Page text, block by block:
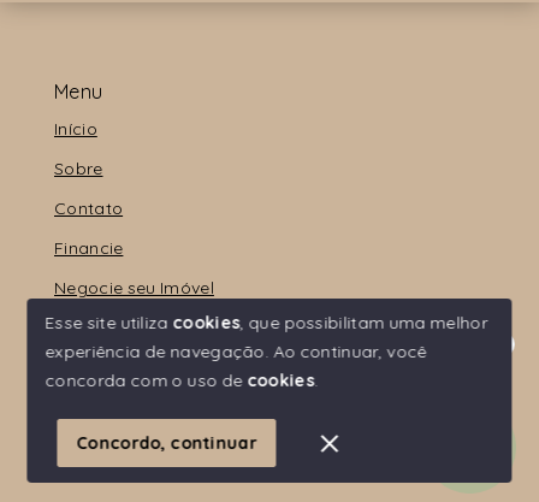
Olá! Estamos disponíveis para te ajudar.
Menu
Início
Sobre
Contato
Financie
Negocie seu Imóvel
© Copyright 2026 - E.L.O Visão Imobiliária - Todos os
SITE PARA IMOBILIARIA
Esse site utiliza cookies, que possibilitam uma melhor
experiência de navegação. Ao continuar, você
concorda com o uso de cookies.
Concordo, continuar